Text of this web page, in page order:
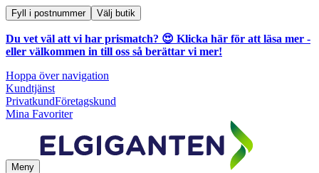
Fyll i postnummer Välj butik
Du vet väl att vi har prismatch? 😍 Klicka här för att läsa mer -
eller välkommen in till oss så berättar vi mer!
Hoppa över navigation
Kundtjänst
PrivatkundFöretagskund
Mina Favoriter
Meny